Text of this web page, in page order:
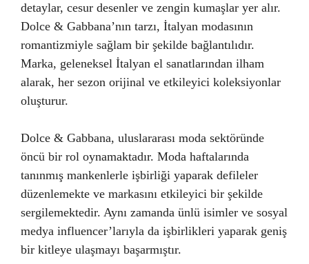
detaylar, cesur desenler ve zengin kumaşlar yer alır.
Dolce & Gabbana’nın tarzı, İtalyan modasının
romantizmiyle sağlam bir şekilde bağlantılıdır.
Marka, geleneksel İtalyan el sanatlarından ilham
alarak, her sezon orijinal ve etkileyici koleksiyonlar
oluşturur.
Dolce & Gabbana, uluslararası moda sektöründe
öncü bir rol oynamaktadır. Moda haftalarında
tanınmış mankenlerle işbirliği yaparak defileler
düzenlemekte ve markasını etkileyici bir şekilde
sergilemektedir. Aynı zamanda ünlü isimler ve sosyal
medya influencer’larıyla da işbirlikleri yaparak geniş
bir kitleye ulaşmayı başarmıştır.